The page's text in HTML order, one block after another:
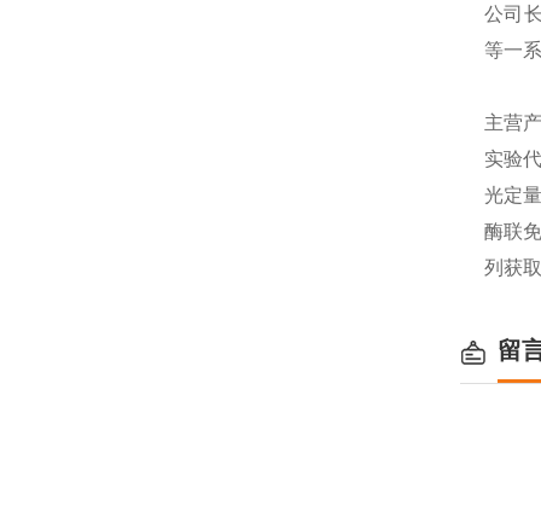
公司
等一
主营
实验
光定
酶联
列获
留